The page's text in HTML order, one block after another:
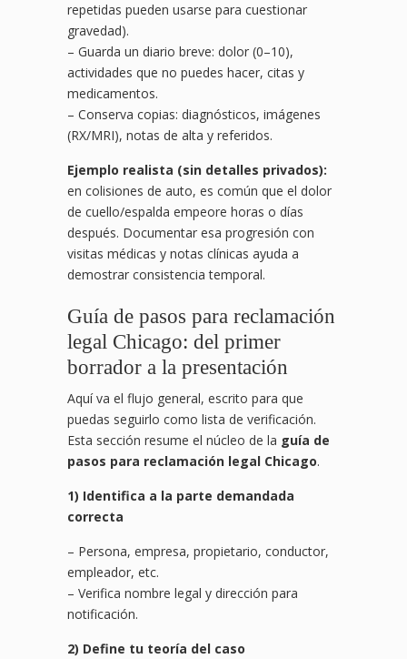
repetidas pueden usarse para cuestionar
gravedad).
– Guarda un diario breve: dolor (0–10),
actividades que no puedes hacer, citas y
medicamentos.
– Conserva copias: diagnósticos, imágenes
(RX/MRI), notas de alta y referidos.
Ejemplo realista (sin detalles privados):
en colisiones de auto, es común que el dolor
de cuello/espalda empeore horas o días
después. Documentar esa progresión con
visitas médicas y notas clínicas ayuda a
demostrar consistencia temporal.
Guía de pasos para reclamación
legal Chicago: del primer
borrador a la presentación
Aquí va el flujo general, escrito para que
puedas seguirlo como lista de verificación.
Esta sección resume el núcleo de la guía de
pasos para reclamación legal Chicago.
1) Identifica a la parte demandada
correcta
– Persona, empresa, propietario, conductor,
empleador, etc.
– Verifica nombre legal y dirección para
notificación.
2) Define tu teoría del caso